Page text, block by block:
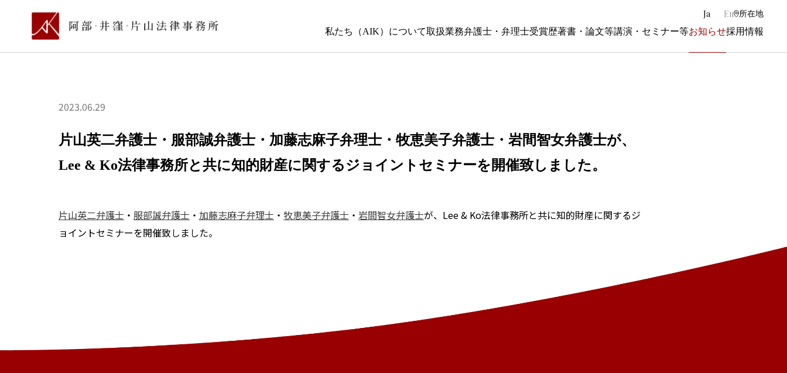
私たち（AIK）について取扱業務弁護士・弁理士受賞歴著書・論文等講演・セミナー等お知らせ採用情報
Ja En 所在地
2023.06.29
片山英二弁護士・服部誠弁護士・加藤志麻子弁理士・牧恵美子弁護士・岩間智女弁護士が、
Lee & Ko法律事務所と共に知的財産に関するジョイントセミナーを開催致しました。
片山英二弁護士 ・ 服部誠弁護士 ・ 加藤志麻子弁理士 ・ 牧恵美子弁護士 ・ 岩間智女弁護士が、Lee & Ko法律事務所と共に知的財産に関するジ
ョイントセミナーを開催致しました。